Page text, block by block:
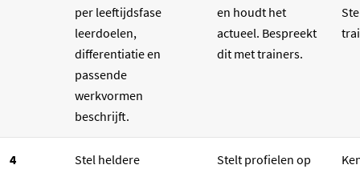
per leeftijdsfase
leerdoelen,
differentiatie en
passende
werkvormen
beschrijft.
en houdt het
actueel. Bespreekt
dit met trainers.
4
Stel heldere
Stelt profielen op